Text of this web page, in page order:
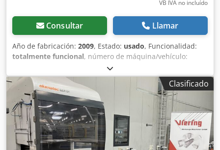
VB IVA no incluído
Consultar Llamar
Año de fabricación: 2009, Estado: usado, Funcionalidad:
totalmente funcional, número de máquina/vehículo:
, Ofrecemos un centro de mecanizado CNC
Emmegi PHANTOMATIC T3 A bien mantenido, ideal para el
procesamiento de perfiles de aluminio y aleaciones ligeras.
Detalles de la máquina: Fabricante: Emmegi S.p.A. (Italia)
Modelo: PHANTOMATIC T3 A Año: 2009 Número de serie:
C107230 Potencia: 7,5 kW Voltaje: 400 V / 3 fases Corriente:
16 A Dkodpfx Aoy Idm Ren Nsr Frecuencia: 50 Hz Peso:
1950 kg Descripción: El PHANTOMATIC T3 A es un centro
Clasificado